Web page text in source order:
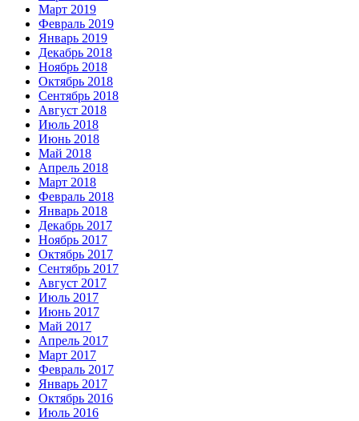
Март 2019
Февраль 2019
Январь 2019
Декабрь 2018
Ноябрь 2018
Октябрь 2018
Сентябрь 2018
Август 2018
Июль 2018
Июнь 2018
Май 2018
Апрель 2018
Март 2018
Февраль 2018
Январь 2018
Декабрь 2017
Ноябрь 2017
Октябрь 2017
Сентябрь 2017
Август 2017
Июль 2017
Июнь 2017
Май 2017
Апрель 2017
Март 2017
Февраль 2017
Январь 2017
Октябрь 2016
Июль 2016